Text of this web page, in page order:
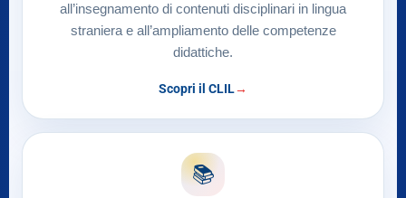
all’insegnamento di contenuti disciplinari in lingua
straniera e all’ampliamento delle competenze
didattiche.
Scopri il CLIL
📚